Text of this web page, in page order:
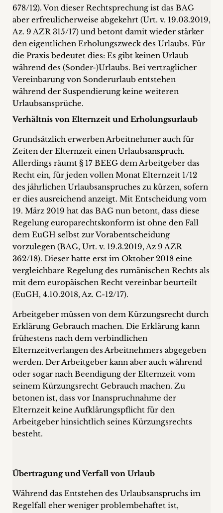
678/12). Von dieser Rechtsprechung ist das BAG
aber erfreulicherweise abgekehrt (Urt. v. 19.03.2019,
Az. 9 AZR 315/17) und betont damit wieder stärker
den eigentlichen Erholungszweck des Urlaubs. Für
die Praxis bedeutet dies: Es gibt keinen Urlaub
während des (Sonder-)Urlaubs. Bei vertraglicher
Vereinbarung von Sonderurlaub entstehen
während der Suspendierung keine weiteren
Urlaubsansprüche.
Verhältnis von Elternzeit und Erholungsurlaub
Grundsätzlich erwerben Arbeitnehmer auch für
Zeiten der Elternzeit einen Urlaubsanspruch.
Allerdings räumt § 17 BEEG dem Arbeitgeber das
Recht ein, für jeden vollen Monat Elternzeit 1/12
des jährlichen Urlaubsanspruches zu kürzen, sofern
er dies ausreichend anzeigt. Mit Entscheidung vom
19. März 2019 hat das BAG nun betont, dass diese
Regelung europarechtskonform ist ohne den Fall
dem EuGH selbst zur Vorabentscheidung
vorzulegen (BAG, Urt. v. 19.3.2019, Az 9 AZR
362/18). Dieser hatte erst im Oktober 2018 eine
vergleichbare Regelung des rumänischen Rechts als
mit dem europäischen Recht vereinbar beurteilt
(EuGH, 4.10.2018, Az. C-12/17).
Arbeitgeber müssen von dem Kürzungsrecht durch
Erklärung Gebrauch machen. Die Erklärung kann
frühestens nach dem verbindlichen
Elternzeitverlangen des Arbeitnehmers abgegeben
werden. Der Arbeitgeber kann aber auch während
oder sogar nach Beendigung der Elternzeit vom
seinem Kürzungsrecht Gebrauch machen. Zu
betonen ist, dass vor Inanspruchnahme der
Elternzeit keine Aufklä­rungspflicht für den
Arbeitgeber hinsichtlich seines Kürzungsrechts
besteht.
Übertragung und Verfall von Urlaub
Während das Entstehen des Urlaubsanspruchs im
Regelfall eher weniger problembehaftet ist,